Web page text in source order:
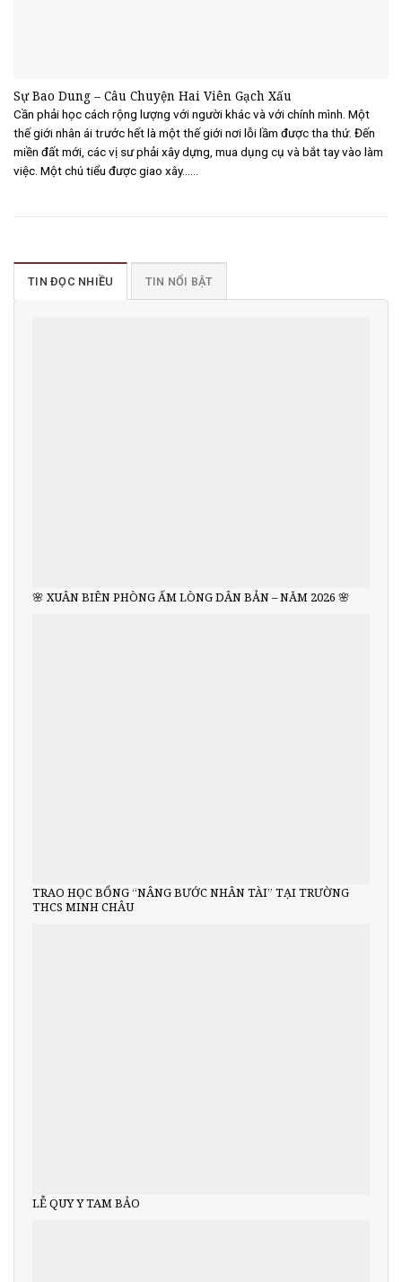
Sự Bao Dung – Câu Chuyện Hai Viên Gạch Xấu
Cần phải học cách rộng lượng với người khác và với chính mình. Một
thế giới nhân ái trước hết là một thế giới nơi lỗi lầm được tha thứ. Đến
miền đất mới, các vị sư phải xây dựng, mua dụng cụ và bắt tay vào làm
việc. Một chú tiểu được giao xây......
TIN ĐỌC NHIỀU TIN NỔI BẬT
🌸 XUÂN BIÊN PHÒNG ẤM LÒNG DÂN BẢN – NĂM 2026 🌸
TRAO HỌC BỔNG “NÂNG BƯỚC NHÂN TÀI” TẠI TRƯỜNG
THCS MINH CHÂU
LỄ QUY Y TAM BẢO